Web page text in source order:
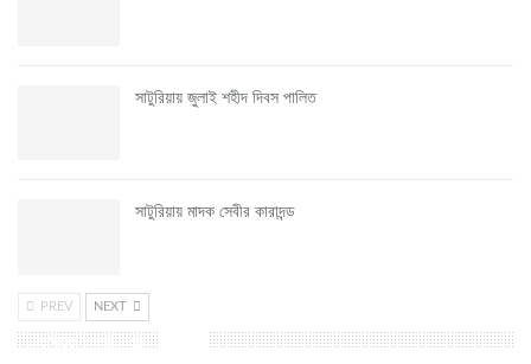
সাটুরিয়ায় জুলাই শহীদ দিবস পালিত
সাটুরিয়ায় মাদক সেবীর কারাদন্ড
PREV NEXT
ফেসবুক ফ্যান পেজ